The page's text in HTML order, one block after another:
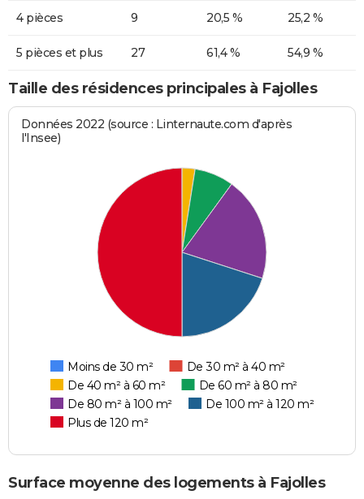
4 pièces 9 20,5 % 25,2 %
5 pièces et plus 27 61,4 % 54,9 %
Taille des résidences principales à Fajolles
Données 2022 (source : Linternaute.com d'après
l'Insee)
Moins de 30 m²
De 30 m² à 40 m²
De 40 m² à 60 m²
De 60 m² à 80 m²
De 80 m² à 100 m²
De 100 m² à 120 m²
Plus de 120 m²
Surface moyenne des logements à Fajolles